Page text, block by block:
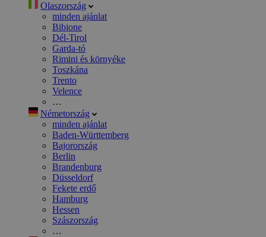
Olaszország
minden ajánlat
Bibione
Dél-Tirol
Garda-tó
Rimini és környéke
Toszkána
Trento
Velence
…
Németország
minden ajánlat
Baden-Württemberg
Bajorország
Berlin
Brandenburg
Düsseldorf
Fekete erdő
Hamburg
Hessen
Szászország
…